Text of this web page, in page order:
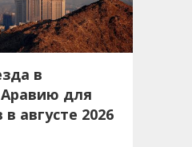
в
для
августе 2026